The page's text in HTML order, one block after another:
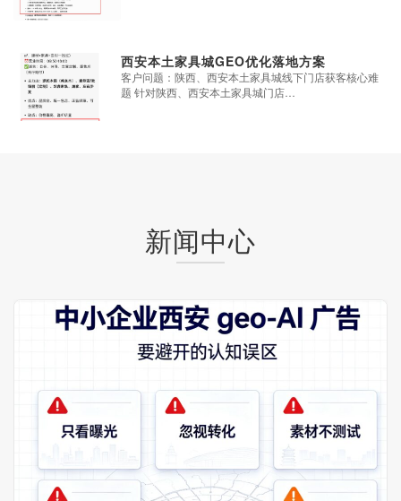
西安本土家具城GEO优化落地方案
客户问题：陕西、西安本土家具城线下门店获客核心难
题 针对陕西、西安本土家具城门店…
新闻中心